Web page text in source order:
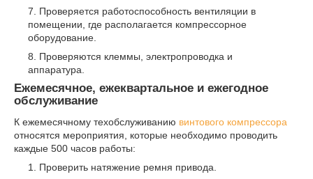
Проверяется работоспособность вентиляции в
помещении, где располагается компрессорное
оборудование.
Проверяются клеммы, электропроводка и
аппаратура.
Ежемесячное, ежеквартальное и ежегодное
обслуживание
К ежемесячному техобслуживанию винтового компрессора
относятся мероприятия, которые необходимо проводить
каждые 500 часов работы:
Проверить натяжение ремня привода.